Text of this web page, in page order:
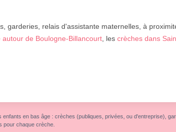
garderies, relais d'assistante maternelles, à
autour de Boulogne-Billancourt, les crèches dans
en bas âge : crèches (publiques, privées, ou d'entreprise),
pour chaque crèche.